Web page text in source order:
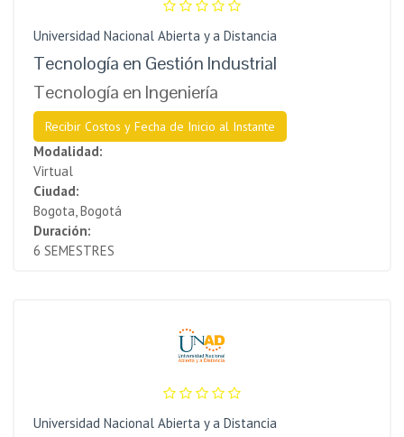
Universidad Nacional Abierta y a Distancia
Tecnología en Gestión Industrial
Tecnología en Ingeniería
Recibir Costos y Fecha de Inicio al Instante
Modalidad:
Virtual
Ciudad:
Bogota, Bogotá
Duración:
6 SEMESTRES
Universidad Nacional Abierta y a Distancia